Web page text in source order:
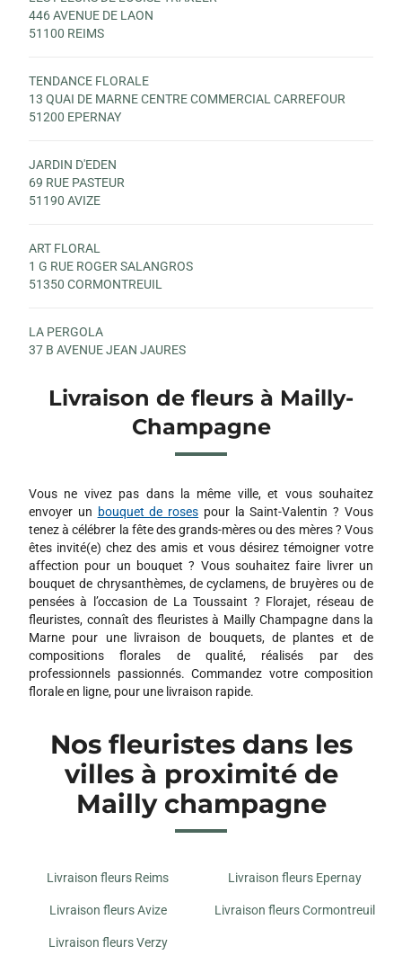
446 AVENUE DE LAON
51100 REIMS
TENDANCE FLORALE
13 QUAI DE MARNE CENTRE COMMERCIAL CARREFOUR
51200 EPERNAY
JARDIN D'EDEN
69 RUE PASTEUR
51190 AVIZE
ART FLORAL
1 G RUE ROGER SALANGROS
51350 CORMONTREUIL
LA PERGOLA
37 B AVENUE JEAN JAURES
212 AVENUE DE LAON
LILAS ROSE
1 RUE CHANZY
51380 VERZY
MARGUERITE FLEURISTE
21 RUE MARTIN PELLER
51100 REIMS
Livraison de fleurs à Mailly-
Champagne
Vous ne vivez pas dans la même ville, et vous souhaitez
envoyer un bouquet de roses pour la Saint-Valentin ? Vous
tenez à célébrer la fête des grands-mères ou des mères ? Vous
êtes invité(e) chez des amis et vous désirez témoigner votre
affection pour un bouquet ? Vous souhaitez faire livrer un
bouquet de chrysanthèmes, de cyclamens, de bruyères ou de
pensées à l’occasion de La Toussaint ? Florajet, réseau de
fleuristes, connaît des fleuristes à Mailly Champagne dans la
Marne pour une livraison de bouquets, de plantes et de
compositions florales de qualité, réalisés par des
professionnels passionnés. Commandez votre composition
florale en ligne, pour une livraison rapide.
Nos fleuristes dans les
villes à proximité de
Mailly champagne
Livraison fleurs Reims Livraison fleurs Epernay
Livraison fleurs Avize Livraison fleurs Cormontreuil
Livraison fleurs Verzy